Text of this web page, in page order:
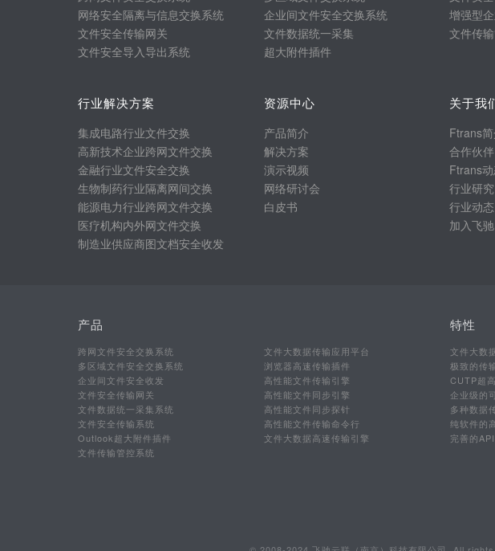
网络安全隔离与信息交换系统
文件安全传输网关
文件安全导入导出系统
企业间文件安全交换系统
文件数据统一采集
超大附件插件
增强型
文件传
行业解决方案
集成电路行业文件交换
高新技术企业跨网文件交换
金融行业文件安全交换
生物制药行业隔离网间交换
能源电力行业跨网文件交换
医疗机构内外网文件交换
制造业供应商图文档安全收发
资源中心
产品简介
解决方案
演示视频
网络研讨会
白皮书
关于我
Ftrans
合作伙伴
Ftrans
行业研究
行业动态
加入飞驰
产品
跨网文件安全交换系统
多区域文件安全交换系统
企业间文件安全收发
文件安全传输网关
文件数据统一采集系统
文件安全传输系统
Outlook超大附件插件
文件传输管控系统
文件大数据传输应用平台
浏览器高速传输插件
高性能文件传输引擎
高性能文件同步引擎
高性能文件同步探针
高性能文件传输命令行
文件大数据高速传输引擎
特性
文件大数
极致的传
CUTP超
企业级的
多种数据
纯软件的
完善的